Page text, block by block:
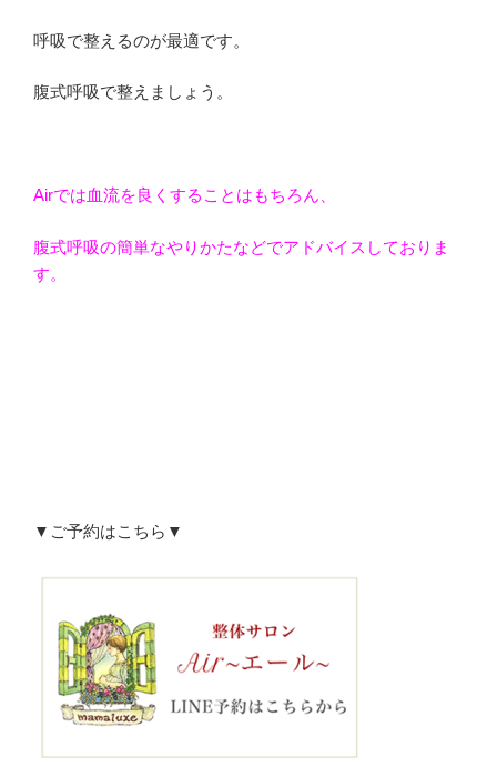
呼吸で整えるのが最適です。
腹式呼吸で整えましょう。
Airでは血流を良くすることはもちろん、
腹式呼吸の簡単なやりかたなどでアドバイスしておりま
す。
▼ご予約はこちら▼